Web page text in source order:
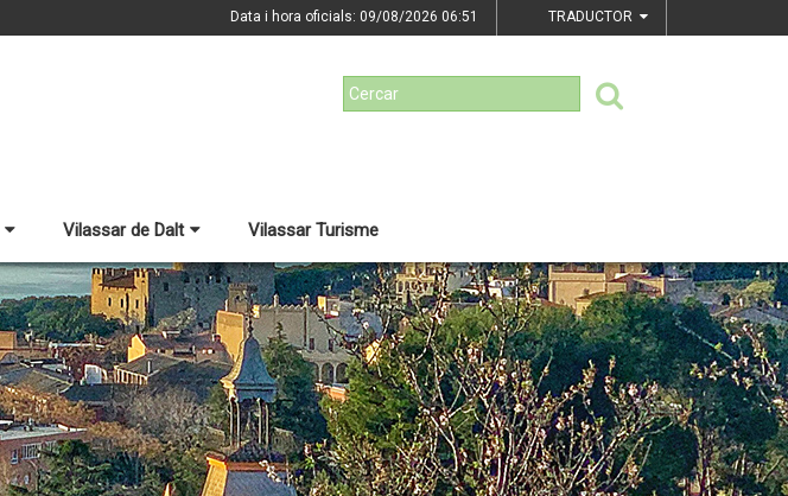
Data i hora oficials: 09/08/2026 06:51 TRADUCTOR
Vilassar de Dalt Vilassar Turisme